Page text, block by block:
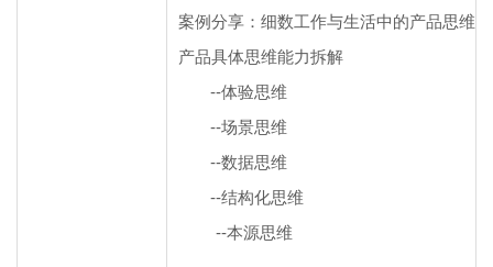
案例分享：细数工作与生活中的产品思维
产品具体思维能力拆解
--体验思维
--场景思维
--数据思维
--结构化思维
--本源思维